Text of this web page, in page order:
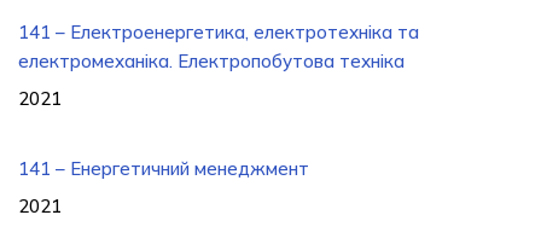
141 – Електроенергетика, електротехніка та
електромеханіка. Електропобутова техніка
2021
141 – Енергетичний менеджмент
2021